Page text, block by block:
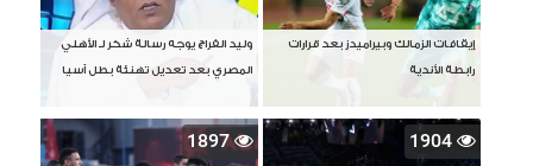
إيقافات الزمالك وبيراميدز بعد قرارات
رابطة الأندية
وليد الفراج يوجه رسالة شكر لـ الأهلي
المصري بعد تعديل تهنئة بطل آسيا
1904
1897